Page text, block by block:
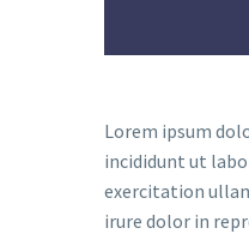
Lorem ipsum
incididunt ut
exercitation
irure dolor in